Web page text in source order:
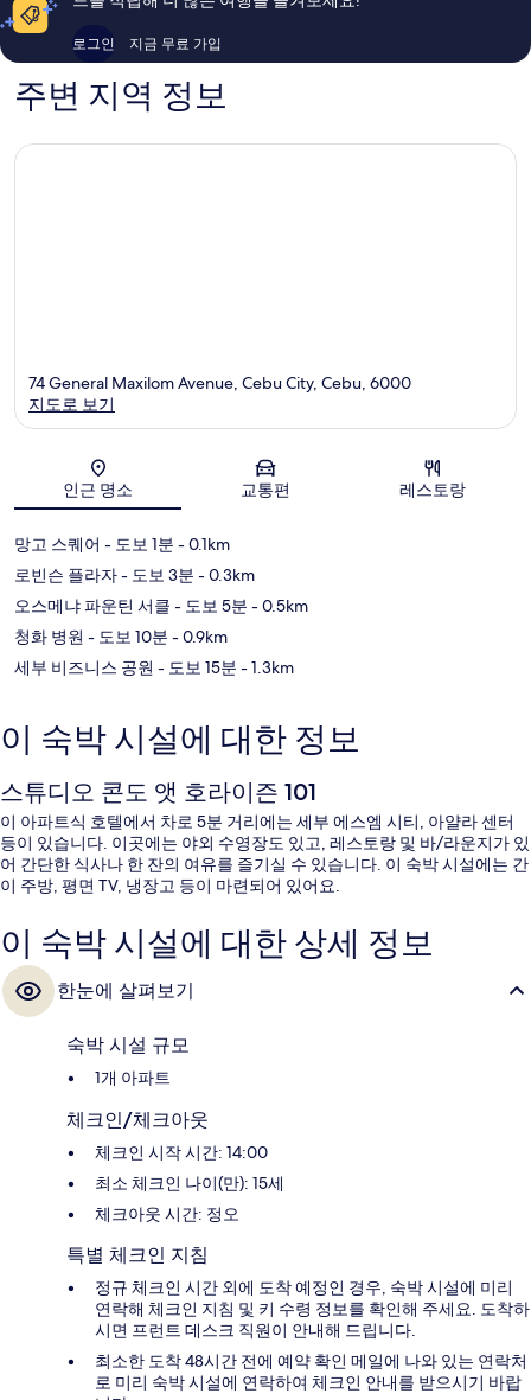
로그인 지금 무료 가입
주변 지역 정보
지도
74 General Maxilom Avenue, Cebu City, Cebu, 6000
지도로 보기
인근 명소 교통편 레스토랑
망고 스퀘어 - 도보 1분 - 0.1km
로빈슨 플라자- 도보 3분 - 0.3km
오스메냐 파운틴 서클 - 도보 5분 - 0.5km
청화 병원 - 도보 10분 - 0.9km
세부 비즈니스 공원 - 도보 15분 - 1.3km
이 숙박 시설에 대한 정보
스튜디오 콘도 앳 호라이즌 101
이 아파트식 호텔에서 차로 5분 거리에는 세부 에스엠 시티, 아얄라 센터
등이 있습니다. 이곳에는 야외 수영장도 있고, 레스토랑 및 바/라운지가 있
어 간단한 식사나 한 잔의 여유를 즐기실 수 있습니다. 이 숙박 시설에는 간
이 주방, 평면 TV, 냉장고 등이 마련되어 있어요.
이 숙박 시설에 대한 상세 정보
한눈에 살펴보기
숙박 시설 규모
1개 아파트
체크인/체크아웃
체크인 시작 시간: 14:00
최소 체크인 나이(만): 15세
체크아웃 시간: 정오
특별 체크인 지침
정규 체크인 시간 외에 도착 예정인 경우, 숙박 시설에 미리
연락해 체크인 지침 및 키 수령 정보를 확인해 주세요. 도착하
시면 프런트 데스크 직원이 안내해 드립니다.
최소한 도착 48시간 전에 예약 확인 메일에 나와 있는 연락처
로 미리 숙박 시설에 연락하여 체크인 안내를 받으시기 바랍